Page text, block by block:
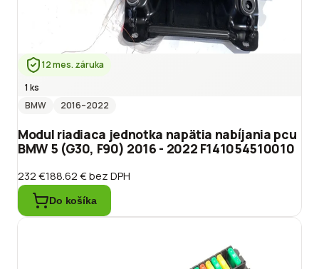
12 mes. záruka
1 ks
BMW
2016–2022
Modul riadiaca jednotka napätia nabíjania pcu
BMW 5 (G30, F90) 2016 - 2022 F141054510010
232 €188.62 €bez DPH
Do košíka